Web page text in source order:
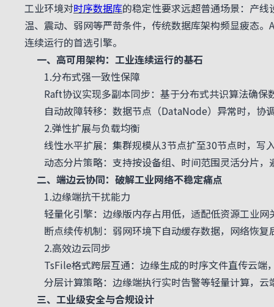
工业环境对时序数据库的稳定性要求远超普通场景：产
温、震动、弱网等严苛条件，传统数据库架构频显疲态
连续运行的首选引擎。
一、高可用架构：工业连续运行的基石
1.分布式强一致性保障
Raft协议实现多副本同步：基于分布式共识算法确保
自动故障转移：数据节点（DataNode）异常时，协
2.弹性扩展与负载均衡
线性水平扩展：集群规模从3节点扩至30节点时，写
动态分片策略：支持按设备组、时间范围灵活分片，
二、端边云协同：破解工业网络不稳定痛点
1.边缘端抗干扰能力
轻量化引擎：边缘版内存占用低，适配低资源工业网
断点续传机制：弱网环境下自动缓存数据，网络恢复
2.高效边云同步
TsFile格式跨层互通：边缘生成的时序文件直传云端
分层计算策略：边缘端执行实时告警等轻量计算，云
三、工业级安全与合规设计